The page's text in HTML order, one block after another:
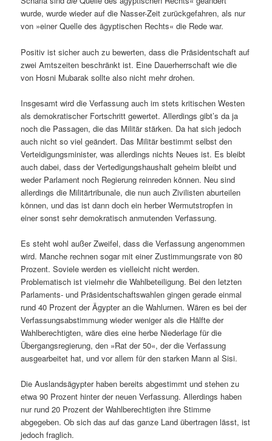
wurde, wurde wieder auf die Nasser-Zeit zurückgefahren, als nur
von »einer Quelle des ägyptischen Rechts« die Rede war.
Positiv ist sicher auch zu bewerten, dass die Präsidentschaft auf
zwei Amtszeiten beschränkt ist. Eine Dauerherrschaft wie die
von Hosni Mubarak sollte also nicht mehr drohen.
Insgesamt wird die Verfassung auch im stets kritischen Westen
als demokratischer Fortschritt gewertet. Allerdings gibt’s da ja
noch die Passagen, die das Militär stärken. Da hat sich jedoch
auch nicht so viel geändert. Das Militär bestimmt selbst den
Verteidigungsminister, was allerdings nichts Neues ist. Es bleibt
auch dabei, dass der Vertedigungshaushalt geheim bleibt und
weder Parlament noch Regierung reinreden können. Neu sind
allerdings die Militärtribunale, die nun auch Zivilisten aburteilen
können, und das ist dann doch ein herber Wermutstropfen in
einer sonst sehr demokratisch anmutenden Verfassung.
Es steht wohl außer Zweifel, dass die Verfassung angenommen
wird. Manche rechnen sogar mit einer Zustimmungsrate von 80
Prozent. Soviele werden es vielleicht nicht werden.
Problematisch ist vielmehr die Wahlbeteiligung. Bei den letzten
Parlaments- und Präsidentschaftswahlen gingen gerade einmal
rund 40 Prozent der Ägypter an die Wahlurnen. Wären es bei der
Verfassungsabstimmung wieder weniger als die Hälfte der
Wahlberechtigten, wäre dies eine herbe Niederlage für die
Übergangsregierung, den »Rat der 50«, der die Verfassung
ausgearbeitet hat, und vor allem für den starken Mann al Sisi.
Die Auslandsägypter haben bereits abgestimmt und stehen zu
etwa 90 Prozent hinter der neuen Verfassung. Allerdings haben
nur rund 20 Prozent der Wahlberechtigten ihre Stimme
abgegeben. Ob sich das auf das ganze Land übertragen lässt, ist
jedoch fraglich.